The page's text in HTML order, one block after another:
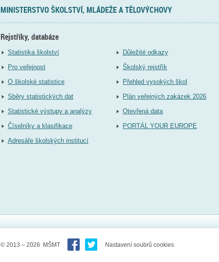
MINISTERSTVO ŠKOLSTVÍ, MLÁDEŽE A TĚLOVÝCHOVY
Rejstříky, databáze
Statistika školství
Pro veřejnost
O školské statistice
Sběry statistických dat
Statistické výstupy a analýzy
Číselníky a klasifikace
Adresáře školských institucí
Důležité odkazy
Školský rejstřík
Přehled vysokých škol
Plán veřejných zakázek 2026
Otevřená data
PORTÁL YOUR EUROPE
© 2013 – 2026 MŠMT Nastavení soubrů cookies